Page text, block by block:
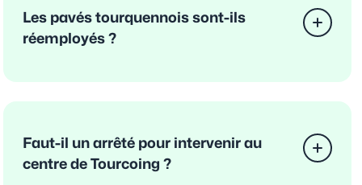
Les pavés tourquennois sont-ils
réemployés ?
Faut-il un arrêté pour intervenir au
centre de Tourcoing ?